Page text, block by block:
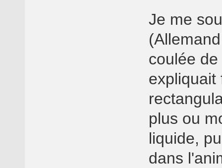
Je me
coulée
expliquait
plus ou
liquide,
dans